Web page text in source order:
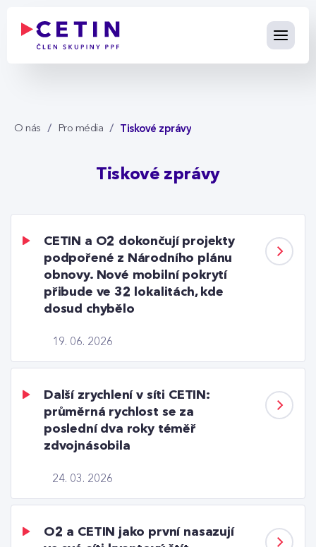
O nás Pro média Tiskové zprávy
Tiskové zprávy
19. 06. 2026
CETIN a O2 dokončují projekty
podpořené z Národního plánu
obnovy. Nové mobilní pokrytí
přibude ve 32 lokalitách, kde
dosud chybělo
24. 03. 2026
Další zrychlení v síti CETIN:
průměrná rychlost se za
poslední dva roky téměř
zdvojnásobila
O2 a CETIN jako první nasazují